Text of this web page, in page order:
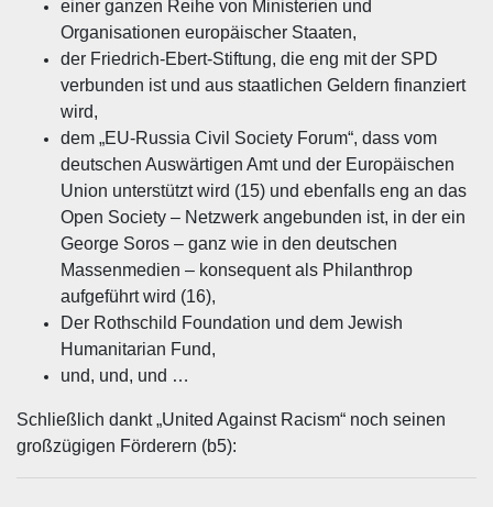
einer ganzen Reihe von Ministerien und
Organisationen europäischer Staaten,
der Friedrich-Ebert-Stiftung, die eng mit der SPD
verbunden ist und aus staatlichen Geldern finanziert
wird,
dem „EU-Russia Civil Society Forum“, dass vom
deutschen Auswärtigen Amt und der Europäischen
Union unterstützt wird (15) und ebenfalls eng an das
Open Society – Netzwerk angebunden ist, in der ein
George Soros – ganz wie in den deutschen
Massenmedien – konsequent als Philanthrop
aufgeführt wird (16),
Der Rothschild Foundation und dem Jewish
Humanitarian Fund,
und, und, und …
Schließlich dankt „United Against Racism“ noch seinen
großzügigen Förderern (b5):